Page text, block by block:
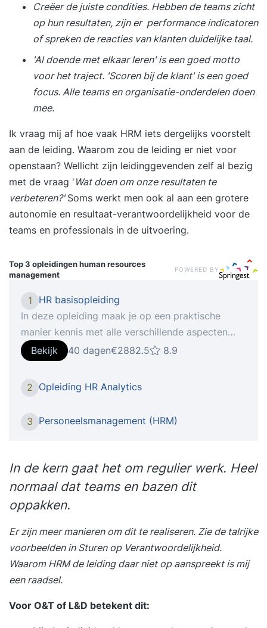
Creëer de juiste condities. Hebben de teams zicht
op hun resultaten, zijn er performance indicatoren
of spreken de reacties van klanten duidelijke taal.
'Al doende met elkaar leren' is een goed motto
voor het traject. 'Scoren bij de klant' is een goed
focus. Alle teams en organisatie-onderdelen doen
mee.
Ik vraag mij af hoe vaak HRM iets dergelijks voorstelt
aan de leiding. Waarom zou de leiding er niet voor
openstaan? Wellicht zijn leidinggevenden zelf al bezig
met de vraag ' Wat doen om onze resultaten te
verbeteren?'Soms werkt men ook al aan een grotere
autonomie en resultaat-verantwoordelijkheid voor de
teams en professionals in de uitvoering.
Top 3 opleidingenhuman resources
management
POWERED BY
1
HR basisopleiding
In deze opleiding maak je op een praktische
manier kennis met alle verschillende aspecten
van personeel en organisatie, waardoor je je
verder ontwikkelt in je carrière. Het succes van
er werken. Daar speelt de afdeling HRM,
administratieve processen houdt deze afdeling
begeleiden van medewerkers. Wil je de daarvoor
benodigde basiskennis opdoen en de praktische
en uitvoerende werkzaamheden die hierbij komen
kijken je eigen maken? In deze praktijkgerichte
van personeelszaken. Door de vele oefeningen,
de ruimte voor discussie en de terugkoppeling
naar jouw eigen werkomgeving kom je steviger in
je carrière. Unieke resultaten • Maak een
Bekijk 40 dagen€2882.5 8.9
2 Opleiding HR Analytics
3 Personeelsmanagement (HRM)
In de kern gaat het om regulier werk. Heel
normaal dat teams en bazen dit
oppakken.
Er zijn meer manieren om dit te realiseren. Zie de talrijke
voorbeelden in Sturen op Verantwoordelijkheid.
Waarom HRM de leiding daar niet op aanspreekt is mij
een raadsel.
Voor O&T of L&D betekent dit: